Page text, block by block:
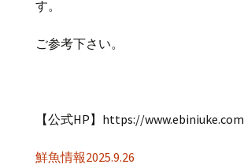
す。
ご参考下さい。
【公式HP】https://www.ebiniuke.com
鮮魚情報2025.9.26